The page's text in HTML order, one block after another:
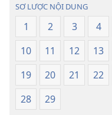
SƠ LƯỢC NỘI DUNG
1 2 3 4
10
11 12 13
19
20 21 22
28
29